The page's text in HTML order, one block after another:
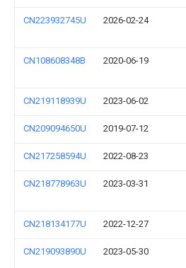
CN223932745U 2026-02-24
CN108608348B 2020-06-19
CN219118939U 2023-06-02
CN209094650U 2019-07-12
CN217258594U 2022-08-23
CN218778963U 2023-03-31
CN218134177U 2022-12-27
CN219093890U 2023-05-30